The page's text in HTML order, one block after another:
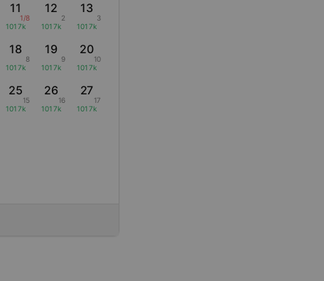
11
1/8
1017k
12
2
1017k
13
3
1017k
18
8
1017k
19
9
1017k
20
10
1017k
25
15
1017k
26
16
1017k
27
17
1017k